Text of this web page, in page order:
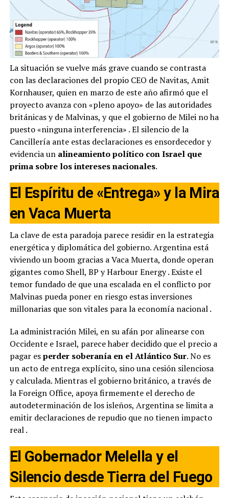
La situación se vuelve más grave cuando se contrasta
con las declaraciones del propio CEO de Navitas, Amit
Kornhauser, quien en marzo de este año afirmó que el
proyecto avanza con «pleno apoyo» de las autoridades
británicas y de Malvinas, y que el gobierno de Milei no ha
puesto «ninguna interferencia» . El silencio de la
Cancillería ante estas declaraciones es ensordecedor y
evidencia un alineamiento político con Israel que
prima sobre los intereses nacionales.
El Espíritu de «Entrega» y la Mira
en Vaca Muerta
La clave de esta paradoja parece residir en la estrategia
energética y diplomática del gobierno. Argentina está
viviendo un boom gracias a Vaca Muerta, donde operan
gigantes como Shell, BP y Harbour Energy. Existe el
temor fundado de que una escalada en el conflicto por
Malvinas pueda poner en riesgo estas inversiones
millonarias que son vitales para la economía nacional.
La administración Milei, en su afán por alinearse con
Occidente e Israel, parece haber decidido que el precio a
pagar esperder soberanía en el Atlántico Sur. No es
un acto de entrega explícito, sino una cesión silenciosa
y calculada. Mientras el gobierno británico, a través de
la Foreign Office, apoya firmemente el derecho de
autodeterminación de los isleños, Argentina se limita a
emitir declaraciones de repudio que no tienen impacto
real.
El Gobernador Melella y el
Silencio desde Tierra del Fuego